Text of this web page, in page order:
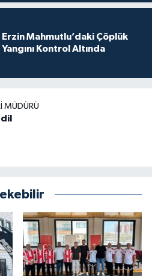
Erzin Mahmutlu’daki Çöplük
Yangını Kontrol Altında
MÜDÜRÜ